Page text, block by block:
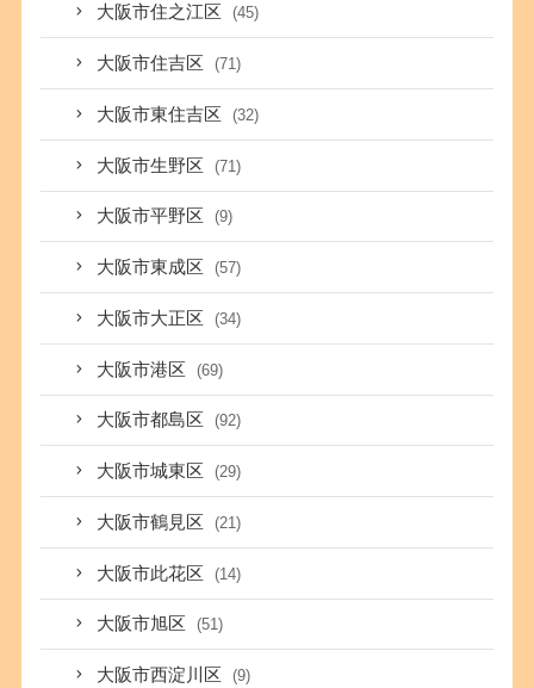
大阪市住之江区 (45)
大阪市住吉区 (71)
大阪市東住吉区 (32)
大阪市生野区 (71)
大阪市平野区 (9)
大阪市東成区 (57)
大阪市大正区 (34)
大阪市港区 (69)
大阪市都島区 (92)
大阪市城東区 (29)
大阪市鶴見区 (21)
大阪市此花区 (14)
大阪市旭区 (51)
大阪市西淀川区 (9)